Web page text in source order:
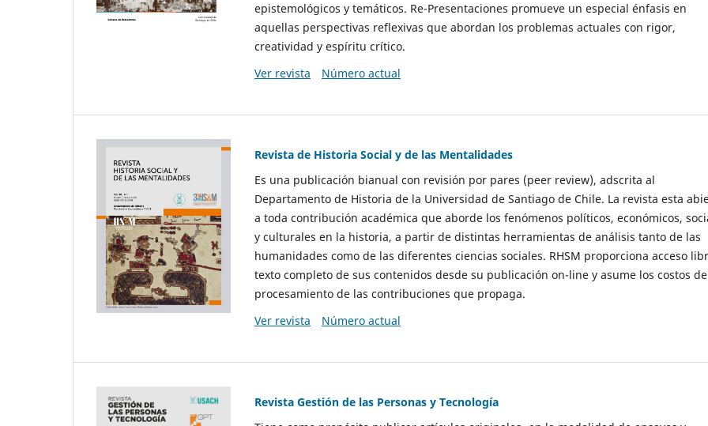
epistemológicos y temáticos. Re-Presentaciones promueve un especial énfasis en
aquellas perspectivas reflexivas que abordan los problemas actuales con rigor,
creatividad y espíritu crítico.
Ver revista
Número actual
Revista de Historia Social y de las Mentalidades
Es una publicación bianual con revisión por pares (peer review), adscrita al
Departamento de Historia de la Universidad de Santiago de Chile. La revista esta
a toda contribución académica que aborde los fenómenos políticos, económicos,
y culturales en la historia, a partir de distintas herramientas de análisis tanto de las
humanidades como de las diferentes ciencias sociales. RHSM proporciona acceso
texto completo de sus contenidos desde su publicación on-line y asume los costos de
procesamiento de las contribuciones que propaga.
Ver revista
Número actual
Revista Gestión de las Personas y Tecnología